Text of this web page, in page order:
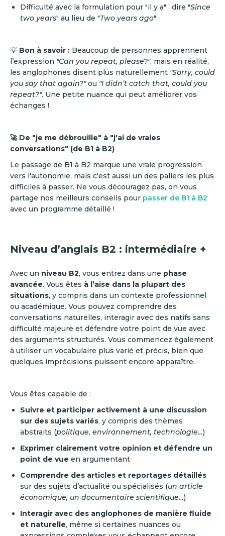
Difficulté avec la formulation pour "il y a" : dire "Since
two years" au lieu de "Two years ago"
💡 Bon à savoir : Beaucoup de personnes apprennent
l’expression "Can you repeat, please?", mais en réalité,
les anglophones disent plus naturellement "Sorry, could
you say that again?"ou "I didn’t catch that, could you
repeat?". Une petite nuance qui peut améliorer vos
échanges !
🚀 De "je me débrouille" à "j'ai de vraies
conversations" (de B1 à B2)
Le passage de B1 à B2 marque une vraie progression
vers l'autonomie, mais c'est aussi un des paliers les plus
difficiles à passer. Ne vous découragez pas, on vous
partage nos meilleurs conseils pour passer de B1 à B2
avec un programme détaillé !
Niveau d’anglais B2 : intermédiaire +
Avec un niveau B2, vous entrez dans une phase
avancée. Vous êtes à l’aise dans la plupart des
situations, y compris dans un contexte professionnel
ou académique. Vous pouvez comprendre des
conversations naturelles, interagir avec des natifs sans
difficulté majeure et défendre votre point de vue avec
des arguments structurés. Vous commencez également
à utiliser un vocabulaire plus varié et précis, bien que
quelques imprécisions puissent encore apparaître.
Vous êtes capable de :
Suivre et participer activement à une discussion
sur des sujets variés, y compris des thèmes
abstraits (politique, environnement, technologie…)
Exprimer clairement votre opinion et défendre un
point de vue en argumentant
Comprendre des articles et reportages détaillés
sur des sujets d’actualité ou spécialisés (un article
économique, un documentaire scientifique…)
Interagir avec des anglophones de manière fluide
et naturelle, même si certaines nuances ou